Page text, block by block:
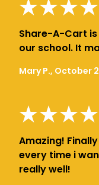
Share-A-Cart
our school. It
Mary P., October
Amazing!
every time i
really well!